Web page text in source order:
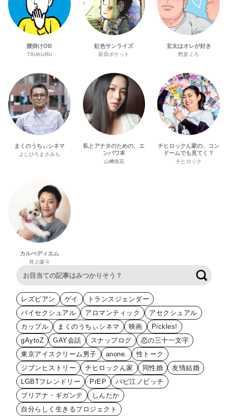
腰掛けOB
TSUKURU
虹色サンライズ
前田ポケット
玄太はオレが好き
野原くろ
まくのうちぃシネマ
よしひろまさみち
私とアナタのための、エ
ンパワ本
山﨑穂花
チヒロックん家の、コン
ドームでも見てく？
チヒロック
カルぺディエム
井上健斗
レズビアン ゲイ
トランスジェンダー
バイセクシュアル
アロマンティック
アセクシュアル
カップル
まくのうちぃシネマ 映画
Pickles!
gAytoZ
GAY会話 スナップログ
恋の三十一文字
東京アイスクリーム男子
anone.
性トーク
ジブンヒストリー
チヒロックん家 同性婚
友情結婚
LGBTフレンドリー
PrEP
バビ江ノビッチ
ブリアナ・ギガンテ
しんたか
自分らしく生きるプロジェクト